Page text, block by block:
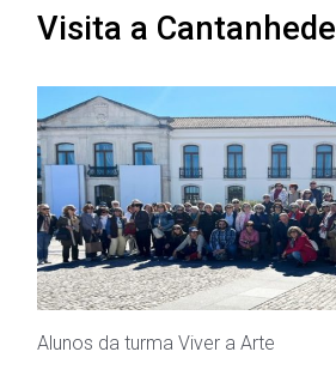
Visita a Cantanhede
Alunos da turma Viver a Arte